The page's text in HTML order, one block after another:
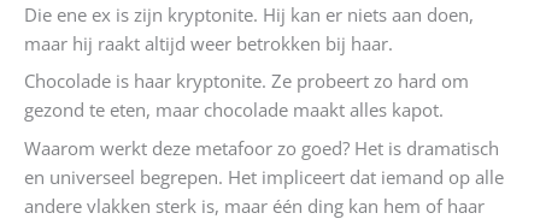
Die ene ex is zijn kryptonite. Hij kan er niets aan doen,
maar hij raakt altijd weer betrokken bij haar.
Chocolade is haar kryptonite. Ze probeert zo hard om
gezond te eten, maar chocolade maakt alles kapot.
Waarom werkt deze metafoor zo goed? Het is dramatisch
en universeel begrepen. Het impliceert dat iemand op alle
andere vlakken sterk is, maar één ding kan hem of haar